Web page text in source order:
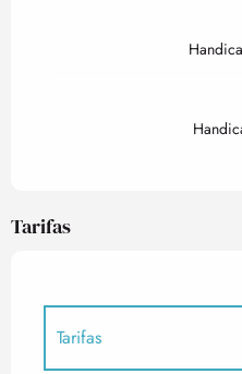
Tarifas
Tarifas